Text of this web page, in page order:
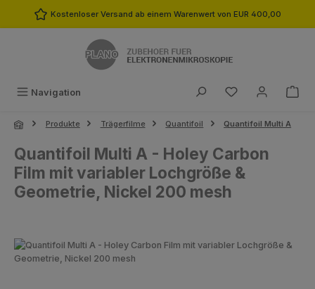
Zum Hauptinhalt springen
Kostenloser Versand ab einem Warenwert von EUR 400,00
Navigation Du hast 0
Produkte Trägerfilme Quantifoil Quantifoil Multi A
Quantifoil Multi A - Holey Carbon
Film mit variabler Lochgröße &
Geometrie, Nickel 200 mesh
Bildergalerie überspringen